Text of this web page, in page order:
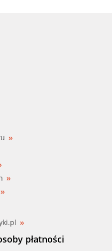
płatności